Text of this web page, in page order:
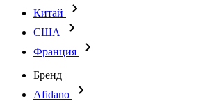
Китай
США
Франция
Бренд
Afidano